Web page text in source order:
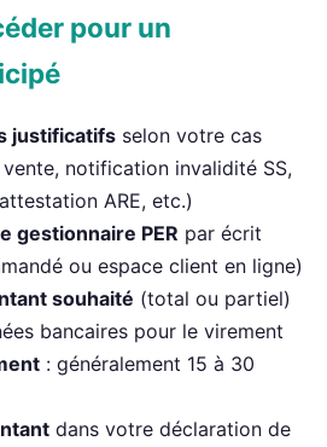
pour un
justificatifs selon votre cas
notification invalidité SS,
ARE, etc.)
gestionnaire PER par écrit
ou espace client en ligne)
souhaité (total ou partiel)
bancaires pour le virement
: généralement 15 à 30
dans votre déclaration de